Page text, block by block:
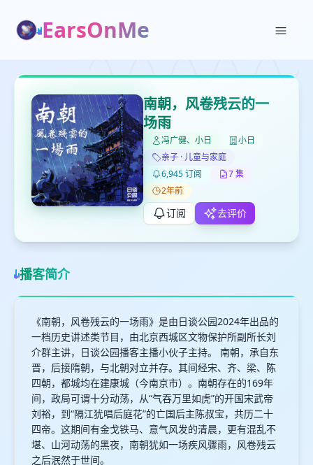
EarsOnMe
南朝，风卷残云的一
场雨
冯广健、小日
小日
亲子 · 儿童与家庭
6,945 订阅
7 集
2年前
订阅 去评价
播客简介
《南朝，风卷残云的一场雨》是由日谈公园2024年出品的
一档历史讲述类节目，由北京西城区文物保护所副所长刘
介群主讲，日谈公园播客主播小伙子主持。 南朝，承自东
晋，后接隋朝，与北朝对立并存。其间经宋、齐、梁、陈
四朝，都城均在建康城（今南京市）。南朝存在的169年
间，政局可谓十分动荡，从“气吞万里如虎”的开国宋武帝
刘裕，到“隔江犹唱后庭花”的亡国后主陈叔宝，共历二十
四帝。这期间有金戈铁马、意气风发的清晨，更有混乱不
堪、山河动荡的黑夜，南朝犹如一场疾风骤雨，风卷残云
之后泯然于世间。
打分
键盘下留人
删除确认
加入播单